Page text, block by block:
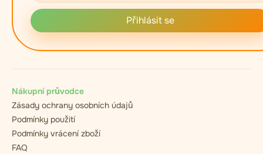
Přihlásit se
Nákupní průvodce
Zásady ochrany osobních údajů
Podmínky použití
Podmínky vrácení zboží
FAQ